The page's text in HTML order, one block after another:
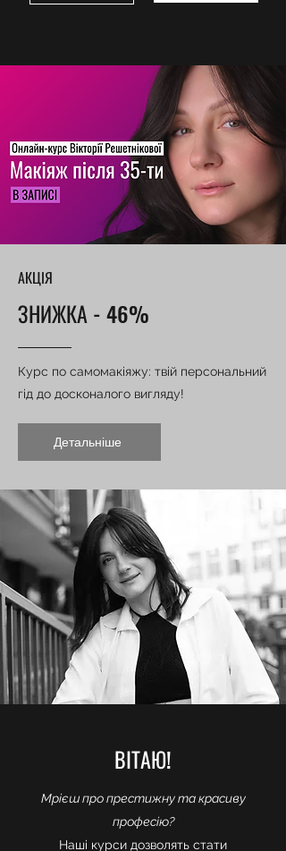
АКЦІЯ
ЗНИЖКА - 46%
Курс по самомакіяжу: твій персональний
гід до досконалого вигляду!
Детальніше
ВІТАЮ!
Мрієш про престижну та красиву
професію?
Наші курси дозволять стати